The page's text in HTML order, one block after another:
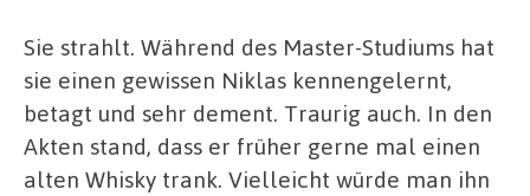
Sie strahlt. Während des Master-Studiums hat
sie einen gewissen Niklas kennengelernt,
betagt und sehr dement. Traurig auch. In den
Akten stand, dass er früher gerne mal einen
alten Whisky trank. Vielleicht würde man ihn